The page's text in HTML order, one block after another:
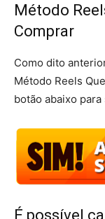
Método
Comprar
Como dito
Método Reels
botão abaixo
É possível